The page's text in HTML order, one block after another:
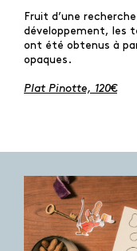
Fruit d’une
développement, les
ont été obtenus à
opaques.
Plat Pinotte, 120€